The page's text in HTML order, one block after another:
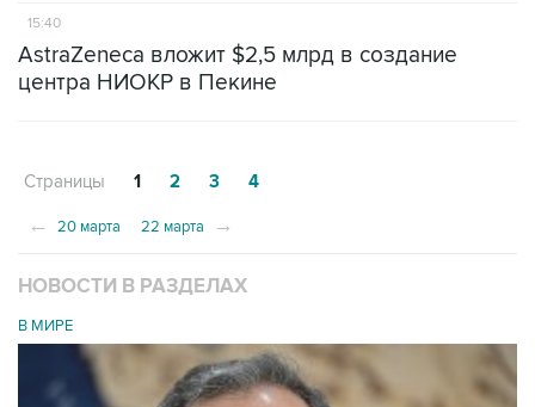
15:40
AstraZeneca вложит $2,5 млрд в создание
центра НИОКР в Пекине
Страницы 1 2 3 4
← 20 марта 22 марта →
НОВОСТИ В РАЗДЕЛАХ
В МИРЕ